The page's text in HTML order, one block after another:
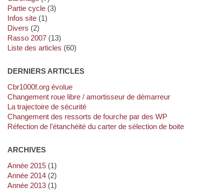
Partie cycle(3)
Infos site(1)
Divers (2)
Rasso 2007(13)
Liste des articles (60)
DERNIERS ARTICLES
cbr1000f.org évolue
Changement roue libre / amortisseur de démarreur
La trajectoire de sécurité
Changement des ressorts de fourche par des WP
Réfection de l'étanchéité du carter de sélection de boite
ARCHIVES
année 2015(1)
année 2014(2)
année 2013(1)